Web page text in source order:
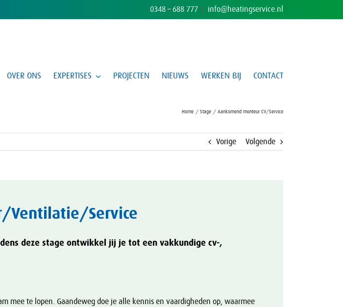
0348 – 688 777 info@heatingservice.nl
OVER ONS EXPERTISES PROJECTEN NIEUWS WERKEN BIJ CONTACT
Home Stage Aankomend monteur CV/Service
Vorige Volgende
Ventilatie/Service
deze stage ontwikkel jij je tot een vakkundige cv-,
mee te lopen. Gaandeweg doe je alle kennis en vaardigheden op, waarmee